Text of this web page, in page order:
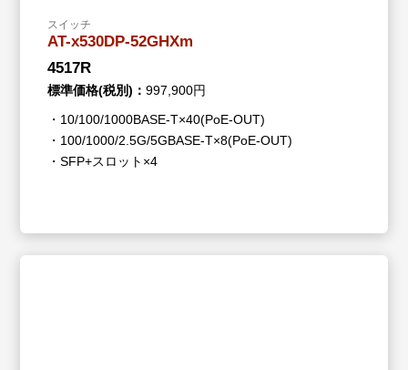
スイッチ
AT-x530DP-52GHXm
4517R
標準価格(税別)：997,900円
・10/100/1000BASE-T×40(PoE-OUT)
・100/1000/2.5G/5GBASE-T×8(PoE-OUT)
・SFP+スロット×4